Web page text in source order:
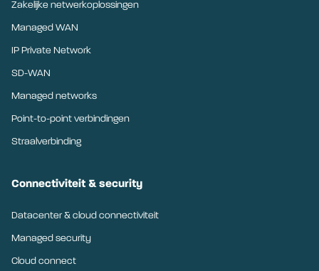
Zakelijke netwerkoplossingen
Managed WAN
IP Private Network
SD-WAN
Managed networks
Point-to-point verbindingen
Straalverbinding
Connectiviteit & security
Datacenter & cloud connectiviteit
Managed security
Cloud connect